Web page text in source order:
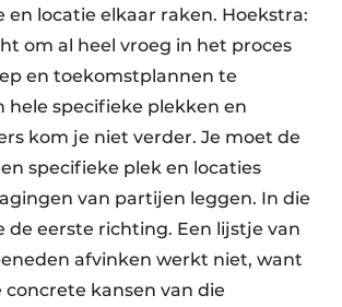
en locatie elkaar raken. Hoekstra:
om al heel vroeg in het proces
en toekomstplannen te
hele specifieke plekken en
kom je niet verder. Je moet de
specifieke plek en locaties
van partijen leggen. In die
de eerste richting. Een lijstje van
afvinken werkt niet, want
concrete kansen van die